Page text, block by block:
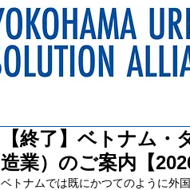
【終了】ベトナム
造業）のご案内【
ベトナムでは既にかつてのように外